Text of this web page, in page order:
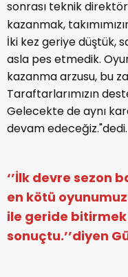
sonrası teknik direktör
kazanmak,
İki kez geriye düştük,
asla pes etmedik.
kazanma arzusu, bu
Taraftarlarımızın
Gelecekte de aynı
devam edeceğiz."dedi.
‘’İlk devre sezon
en kötü
ile geride
sonuçtu.’’diyen